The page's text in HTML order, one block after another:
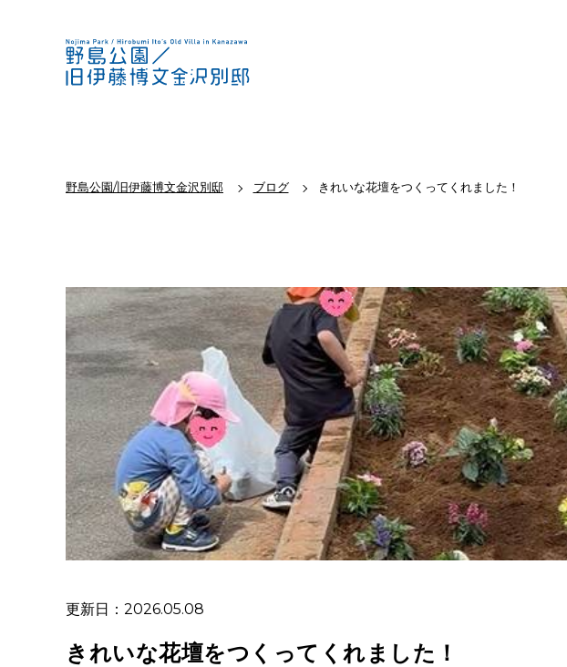
野島公園/旧伊藤博文金沢別邸 ブログ きれいな花壇をつくってくれました！
更新日：2026.05.08
きれいな花壇をつくってくれました！